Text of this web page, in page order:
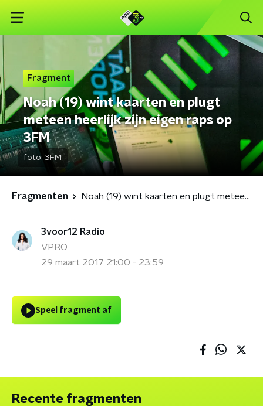
Fragment
Noah (19) wint kaarten en plugt
meteen heerlijk zijn eigen raps op
3FM
foto: 3FM
Fragmenten Noah (19) wint kaarten en plugt meteen heerlijk zijn eigen raps op 3FM
3voor12 Radio
VPRO
29 maart 2017 21:00 - 23:59
Speel fragment af
Recente fragmenten